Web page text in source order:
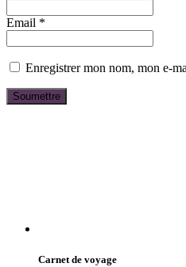
Email *
Enregistrer mon nom, mon e-
Carnet de voyage